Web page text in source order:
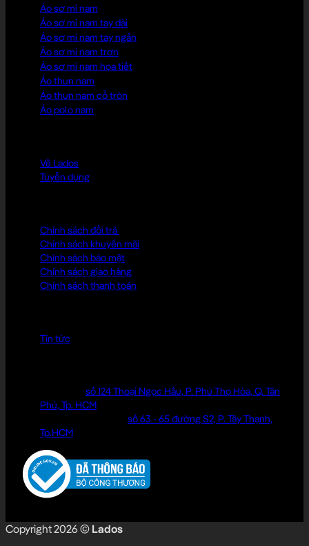
Áo sơ mi nam
Áo sơ mi nam tay dài
Áo sơ mi nam tay ngắn
Áo sơ mi nam trơn
Áo sơ mi nam họa tiết
Áo thun nam
Áo thun nam cổ tròn
Áo polo nam
Về Lados
Tuyển dụng
Chính sách đổi trả
Chính sách khuyến mãi
Chính sách bảo mật
Chính sách giao hàng
Chính sách thanh toán
Tin tức
số 124 Thoại Ngọc Hầu, P. Phú Thọ Hòa, Q. Tân
Phú, Tp. HCM
số 63 - 65 đường S2, P. Tây Thạnh,
Tp.HCM
Copyright 2026 © Lados